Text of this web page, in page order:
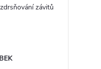
závitů